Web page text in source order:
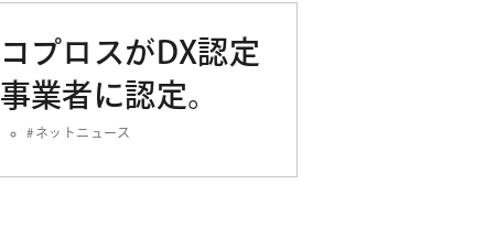
コプロスがDX認定
事業者に認定。
ネットニュース